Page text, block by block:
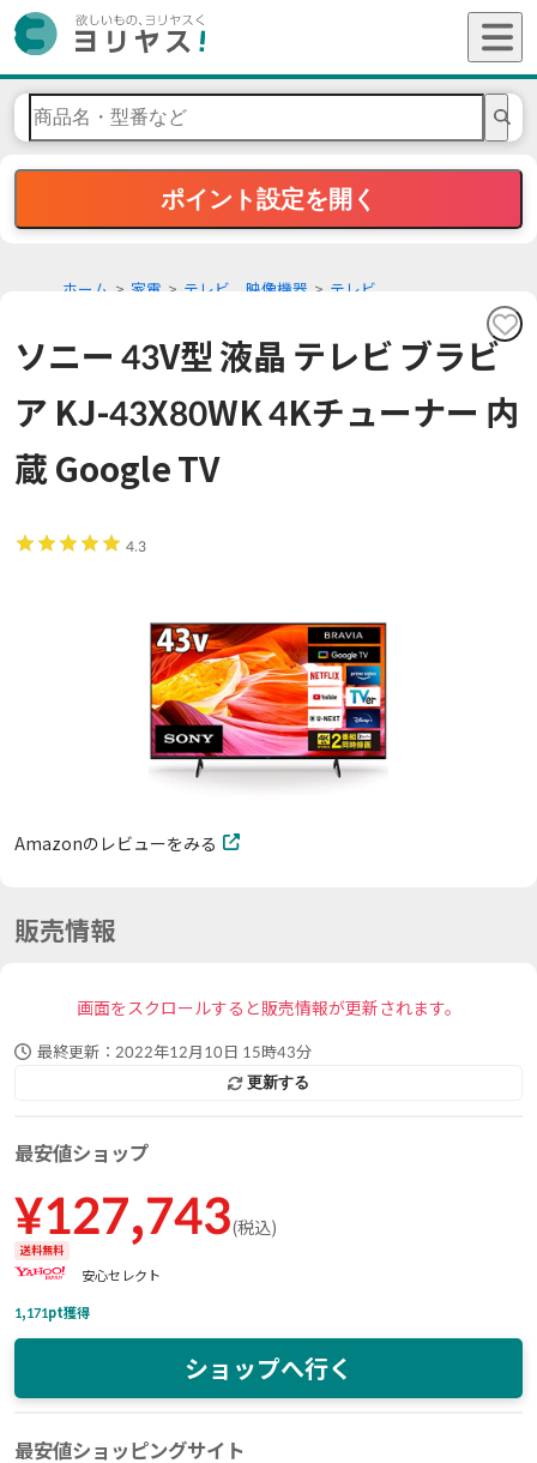
ポイント設定を開く
ホーム 家電 テレビ、映像機器 テレビ
ソニー 43V型 液晶 テレビ ブラビ
ア KJ-43X80WK 4Kチューナー 内
蔵 Google TV
4.3
Amazonのレビューをみる
販売情報
画面をスクロールすると販売情報が更新されます。
最終更新： 2022年12月10日 15時43分
更新する
最安値ショップ
¥127,743(税込)
送料無料
安心セレクト
1,171pt獲得
ショップへ行く
最安値ショッピングサイト